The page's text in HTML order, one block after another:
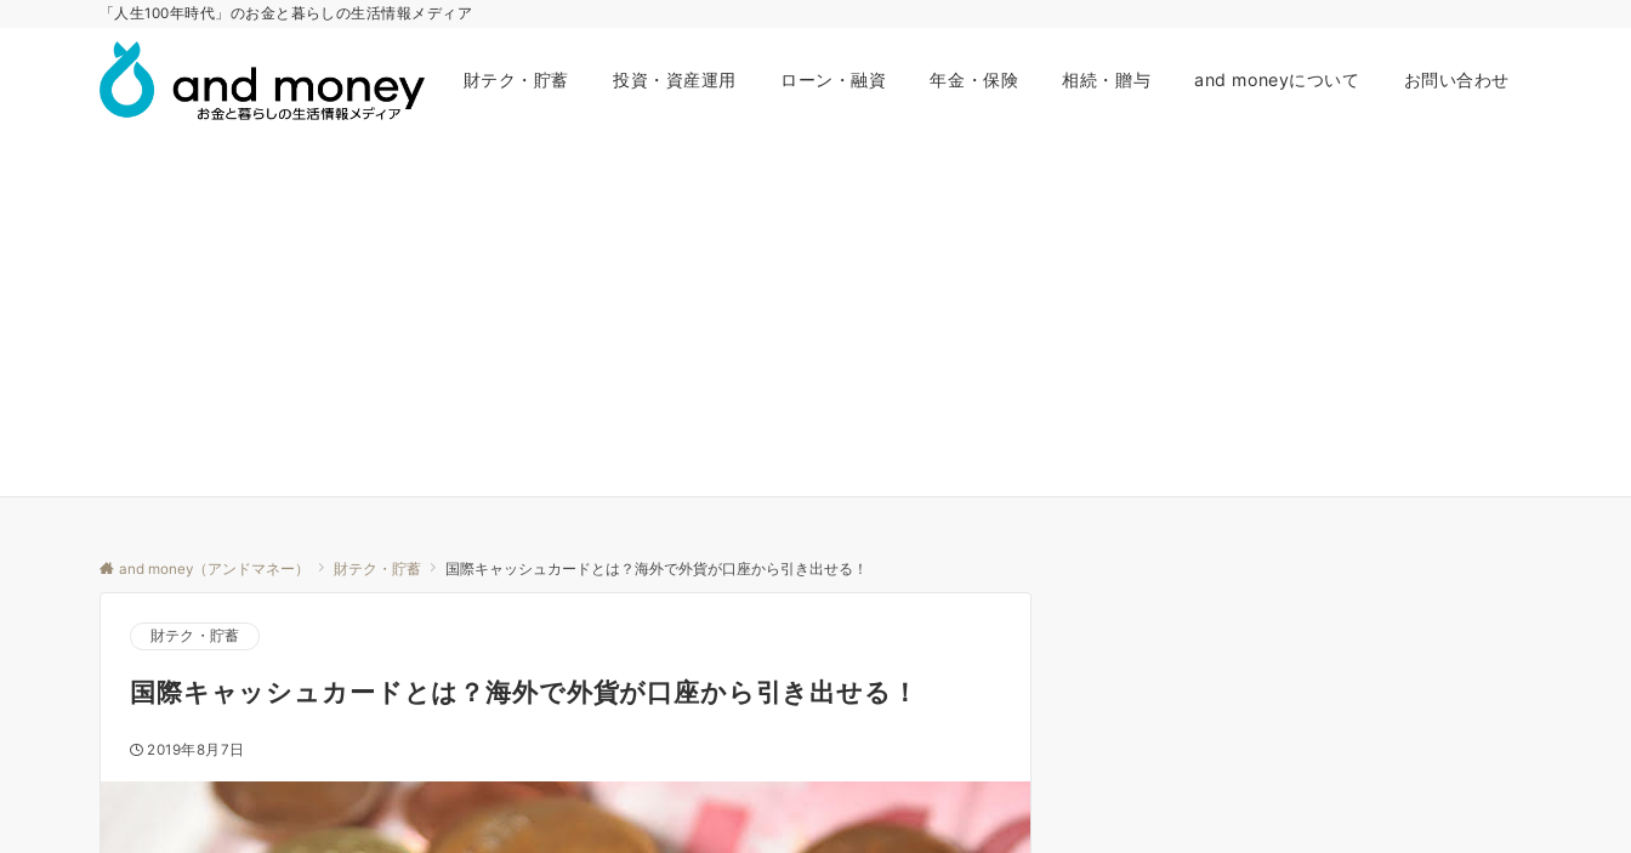
「人生100年時代」のお金と暮らしの生活情報メディア
財テク・貯蓄 投資・資産運用 ローン・融資 年金・保険 相続・贈与 and moneyについて お問い合わせ
and money（アンドマネー） 財テク・貯蓄 国際キャッシュカードとは？海外で外貨が口座から引き出せる！
財テク・貯蓄
国際キャッシュカードとは？海外で外貨が口座から引き出せる！
2019年8月7日